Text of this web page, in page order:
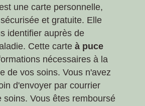
une carte personnelle,
et gratuite. Elle
identifier auprès de
Cette carte à puce
nécessaires à la
de vos soins. Vous n'avez
d'envoyer par courrier
soins. Vous êtes remboursé